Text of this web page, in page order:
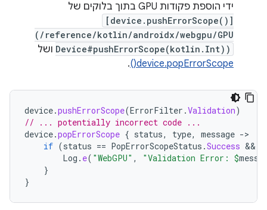
ידי הוספת פקודות GPU בתוך בלוקים של
[device.pushErrorScope()]
(/reference/kotlin/androidx/webgpu/GPU
Device#pushErrorScope(kotlin.Int)) ושל
device.popErrorScope()
.
device.pushErrorScope(ErrorFilter .Validation)
// ... potentially incorrect code ...
device.popErrorScope { status, type, message -
if (status == PopErrorScopeStatus .Success &&
Log . e( "WebGPU" , "Validation Error: $
}
}